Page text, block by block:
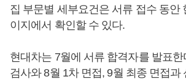
집 부문별 세부요건은 서류 접수 동안
이지에서 확인할 수 있다.
현대차는 7월에 서류 합격자를 발표한
검사와 8월 1차 면접, 9월 최종 면접과